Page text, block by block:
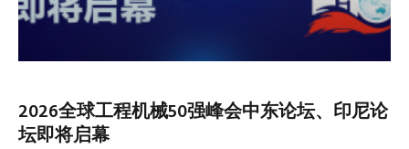
2026全球工程机械50强峰会中东论坛、印尼论
坛即将启幕